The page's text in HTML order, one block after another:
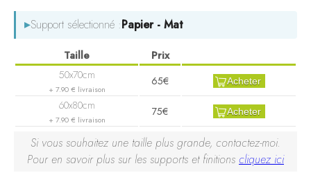
▸Support sélectionné :Papier - Mat
+ 7.90 € livraison
65€ Acheter
+ 7.90 € livraison
75€ Acheter
Si vous souhaitez une taille plus grande, contactez-moi.
Pour en savoir plus sur les supports et finitions cliquez ici